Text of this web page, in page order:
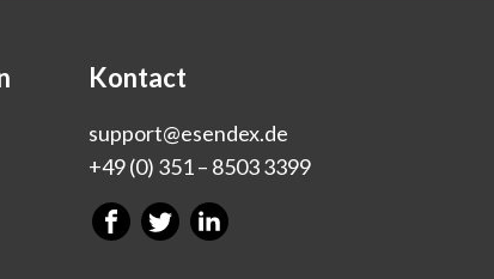
Kontact
support@esendex.de
+49 (0) 351 – 8503 3399